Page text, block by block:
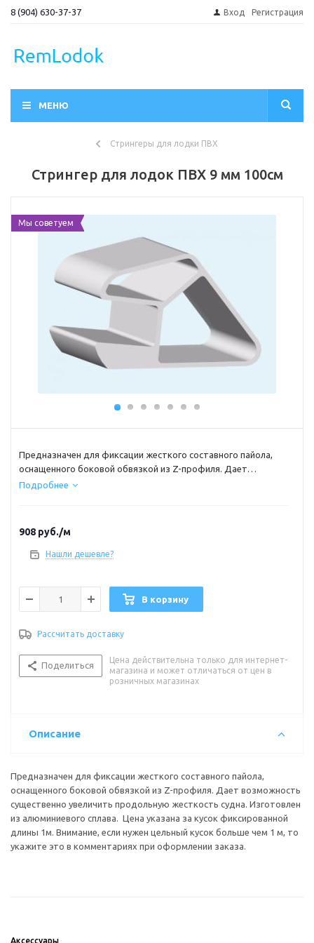
8 (904) 630-37-37 Вход Регистрация
МЕНЮ
Стрингеры для лодки ПВХ
Стрингер для лодок ПВХ 9 мм 100см
Мы советуем
Предназначен для фиксации жесткого составного пайола,
оснащенного боковой обвязкой из Z-профиля. Дает
возможность существенно увеличить продольную
нужен цельный кусок больше чем 1 м, то укажите это в
комментариях при оформлении заказа.
Подробнее
908 руб./м
Нашли дешевле?
В корзину
Рассчитать доставку
Поделиться
Цена действительна только для интернет-
магазина и может отличаться от цен в
розничных магазинах
Описание
Предназначен для фиксации жесткого составного пайола,
оснащенного боковой обвязкой из Z-профиля. Дает возможность
существенно увеличить продольную жесткость судна. Изготовлен
из алюминиевого сплава. Цена указана за кусок фиксированной
длины 1м. Внимание, если нужен цельный кусок больше чем 1 м, то
укажите это в комментариях при оформлении заказа.
Аксессуары